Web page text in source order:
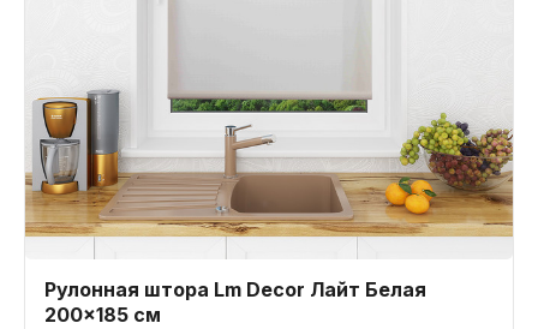
Рулонная штора Lm Decor Лайт Белая
200x185 см